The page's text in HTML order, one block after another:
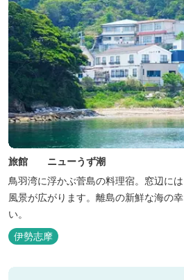
旅館 ニューうず潮
鳥羽湾に浮かぶ菅島の料理宿。窓辺に
風景が広がります。離島の新鮮な海の
い。
伊勢志摩